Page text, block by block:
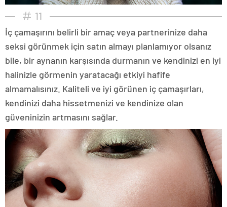
11
İç çamaşırını belirli bir amaç veya partnerinize daha
seksi görünmek için satın almayı planlamıyor olsanız
bile, bir aynanın karşısında durmanın ve kendinizi en iyi
halinizle görmenin yaratacağı etkiyi hafife
almamalısınız. Kaliteli ve iyi görünen iç çamaşırları,
kendinizi daha hissetmenizi ve kendinize olan
güveninizin artmasını sağlar.